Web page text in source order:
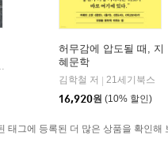
경훈 역
허무감에 압도될 때, 지
혜문학
김학철 저
21세기북스
16,920원 (10% 할인)
태그에 등록된 더 많은 상품을 확인해